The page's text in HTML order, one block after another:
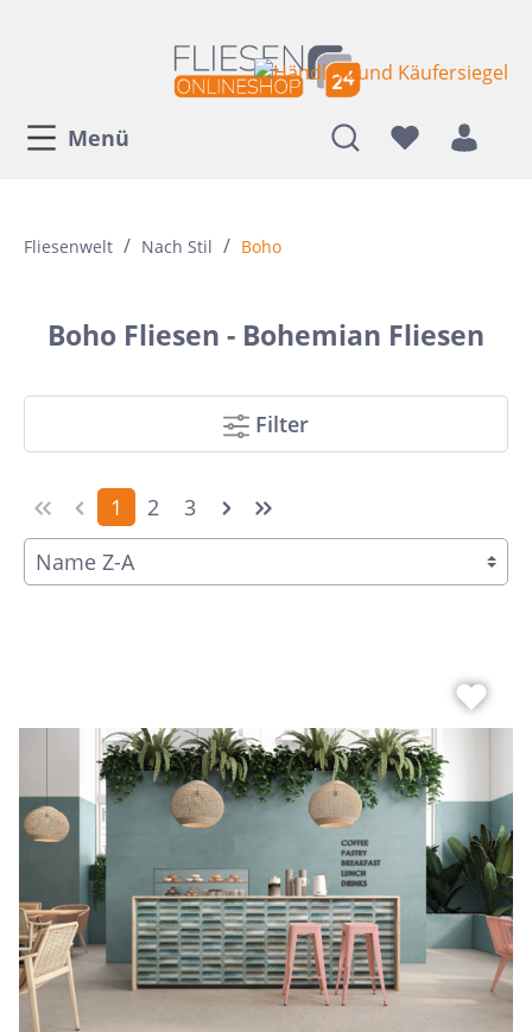
Menü
Fliesenwelt / Nach Stil / Boho
Boho Fliesen - Bohemian Fliesen
Filter
1 2 3